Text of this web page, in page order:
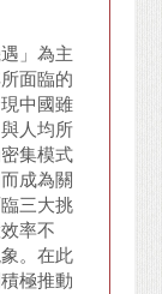
」為主
面臨的
中國雖
人均所
集模式
成為關
三大挑
率不
。在此
極推動